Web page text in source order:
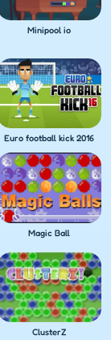
Minipool io
Euro football kick 2016
Magic Ball
ClusterZ